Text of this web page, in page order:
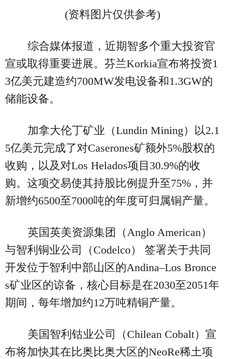
(资料图片仅供参考)
综合媒体报道，近期智多个重大投资官
宣或取得重要进展。芬兰Korkia宣布将投资1
3亿美元建造约700MW发电设备和1.3GW的
储能设备。
加拿大伦丁矿业（Lundin Mining）以2.1
5亿美元完成了对Caserones矿额外5%股权的
收购，以及对Los Helados项目30.9%的收
购。这项交易使其持股比例提升至75%，并
新增约6500至7000吨的年度可归属铜产量。
英国英美资源集团（Anglo American）
与智利铜业公司（Codelco） 签署关于共同
开发位于智利中部山区的Andina–Los Bronce
s矿业区的谅备，核心目标是在2030至2051年
期间，每年增加约12万吨精铜产量。
美国智利钴业公司（Chilean Cobalt）宣
布将加快其在比奥比奥大区的NeoRe稀土项